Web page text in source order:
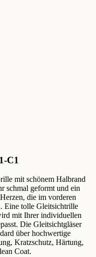
C1
mit schönem Halbrand
schmal geformt und ein
die im vorderen
Eine tolle Gleitsichtrille
mit Ihrer individuellen
Die Gleitsichtgläser
über hochwertige
Kratzschutz, Härtung,
Coat.